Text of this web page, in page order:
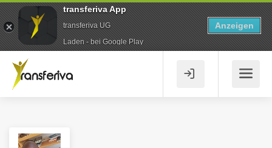
transferiva App
transferiva UG
Laden - bei Google Play
Anzeigen